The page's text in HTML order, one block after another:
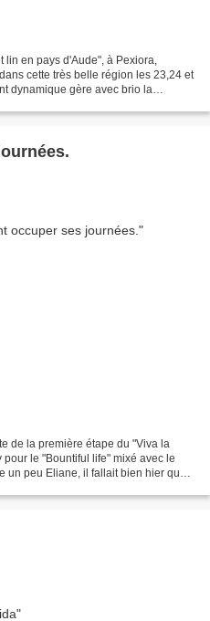
en pays d'Aude", à Pexiora,
cette très belle région les 23,24 et
dynamique gère avec brio la
de la première étape du "Viva la
le "Bountiful life" mixé avec le
un peu Eliane, il fallait bien hier que